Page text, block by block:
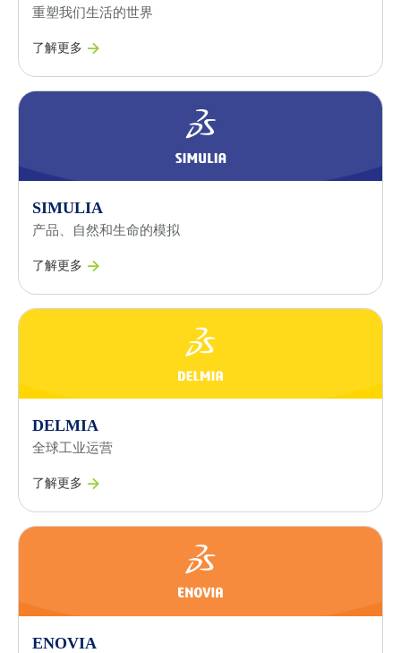
重塑我们生活的世界
了解更多
SIMULIA
产品、自然和生命的模拟
了解更多
DELMIA
全球工业运营
了解更多
ENOVIA